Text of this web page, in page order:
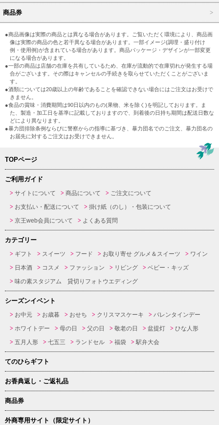
商品券
●商品画像は実際の商品とは異なる場合があります。ご覧いただく環境により、商品画
像は実際の商品の色と若干異なる場合があります。一部イメージ(調理・盛り付け
例・使用例)が含まれている場合があります。商品パッケージ・デザインが一部変更
になる場合があります。
●一部の商品は店舗の在庫を共有しているため、在庫が流動的で在庫切れが発生する場
合がございます。その際はキャンセルの手続きを取らせていただくことがございま
す。
●酒類については20歳以上の年齢であることを確認できない場合にはご注文はお受けで
きません。
●食品の賞味・消費期間は90日以内のもの(果物、米を除く)を明記しております。ま
た、製造・加工日を基準に記載しておりますので、到着後の日持ち期間は配送日数な
どにより異なります。
●暴力団排除条例ならびに警察からの指導に基づき、暴力団名でのご注文、暴力団名の
お届先に対するご注文はお受けできません。
TOPページ
ご利用ガイド
サイトについて 商品について
ご注文について
お支払い・配送について
掛け紙（のし）・包装について
京王web会員について
よくある質問
カテゴリー
ギフト スイーツ フード お取り寄せ グルメ＆スイーツ
ワイン
日本酒
コスメ ファッション リビング
ベビー・キッズ
味の素スタジアム 貸切りフォトウエディング
シーズンイベント
お中元 お歳暮 おせち クリスマスケーキ
バレンタインデー
ホワイトデー
母の日 父の日 敬老の日 盆提灯
ひな人形
五月人形
七五三 ランドセル 福袋 駅弁大会
てのひらギフト
お香典返し・ご返礼品
商品券
外商専用サイト（限定サイト）